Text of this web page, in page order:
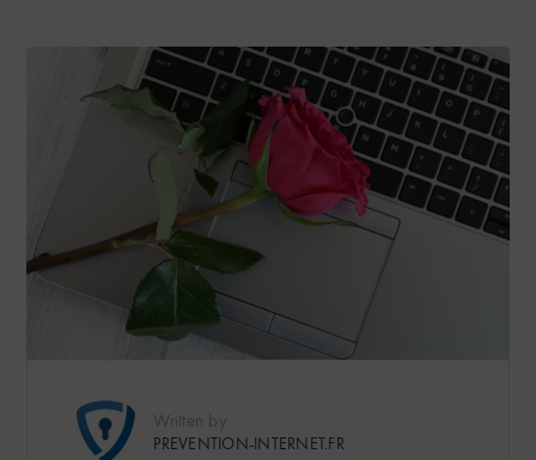
PREVENTION-INTERNET.FR